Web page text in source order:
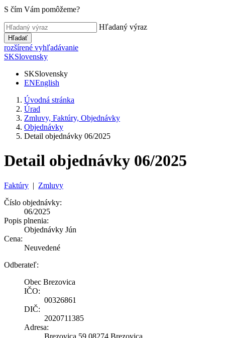
S čím Vám pomôžeme?
Hľadaný výraz
Hľadať
rozšírené vyhľadávanie
SKSlovensky
SKSlovensky
ENEnglish
Úvodná stránka
Úrad
Zmluvy, Faktúry, Objednávky
Objednávky
Detail objednávky 06/2025
Detail objednávky 06/2025
Faktúry | Zmluvy
Číslo objednávky:
06/2025
Popis plnenia:
Objednávky Jún
Cena:
Neuvedené
Odberateľ:
Obec Brezovica
IČO:
00326861
DIČ:
2020711385
Adresa:
Brezovica 59 08274 Brezovica